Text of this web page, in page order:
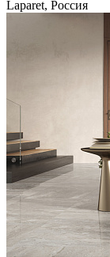
Laparet, Россия